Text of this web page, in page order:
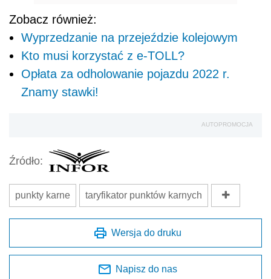
Zobacz również:
Wyprzedzanie na przejeździe kolejowym
Kto musi korzystać z e-TOLL?
Opłata za odholowanie pojazdu 2022 r.
Znamy stawki!
AUTOPROMOCJA
Źródło:
punkty karne taryfikator punktów karnych
Wersja do druku
Napisz do nas